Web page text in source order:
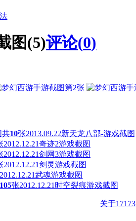
图(5)评论(0)
共10张2013.09.22新天龙八部-游戏截图
2012.12.21奇迹2游戏截图
2012.12.21剑网3游戏截图
2012.12.21剑灵游戏截图
2012.12.21武魂游戏截图
105张2012.12.21 时空裂痕游戏截图
关于17173